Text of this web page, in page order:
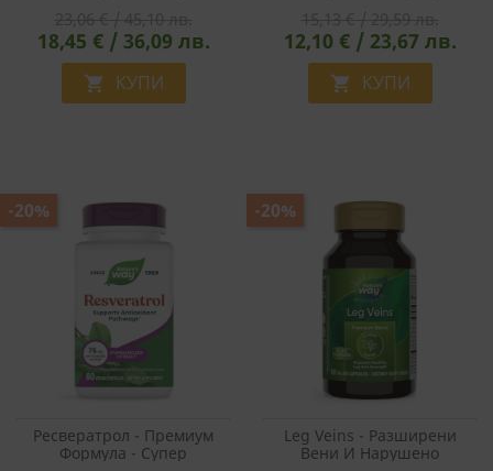
Билки, 100 Капсули
18,45 € / 36,09 лв.
 КУПИ
Капсули
12,10 € / 23,67 лв.
 КУПИ
Ресвератрол - Премиум
Формула - Супер
-20%
Leg Veins - Разширени
Вени И Нарушено
-20%